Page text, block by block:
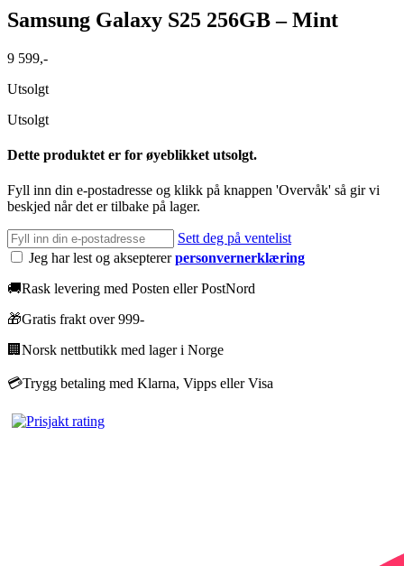
Samsung Galaxy S25 256GB – Mint
9 599,-
Utsolgt
Utsolgt
Dette produktet er for øyeblikket utsolgt.
Fyll inn din e-postadresse og klikk på knappen 'Overvåk' så gir vi
beskjed når det er tilbake på lager.
Sett deg på ventelist
Jeg har lest og akseptererpersonvernerklæring
🚚Rask levering med Posten eller PostNord
🎁Gratis frakt over 999-
🏢 Norsk nettbutikk med lager i Norge
💳Trygg betaling med Klarna, Vipps eller Visa